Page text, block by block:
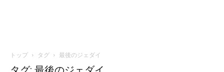
トップ タグ 最後のジェダイ